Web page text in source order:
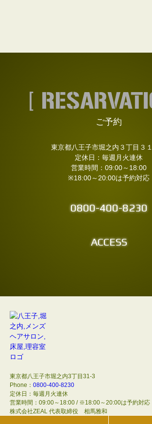
ご予約
東京都八王子市堀之内３丁目３
定休日：毎週月火連休
営業時間：09:00～18:00
※18:00～20:00は予約対応
0800-400-8230
ACCESS
東京都八王子市堀之内3丁目31-3
Phone： 0800-400-8230
定休日：毎週月火連休
営業時間：09:00～18:00 / ※18:00～20:00は予約対応
株式会社ZEAL 代表取締役 相馬雅和